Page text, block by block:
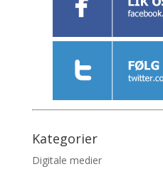
Kategorier
Digitale medier